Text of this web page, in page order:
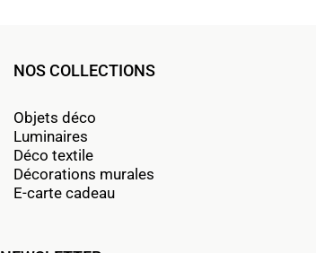
NOS COLLECTIONS
Objets déco
Luminaires
Déco textile
Décorations murales
E-carte cadeau